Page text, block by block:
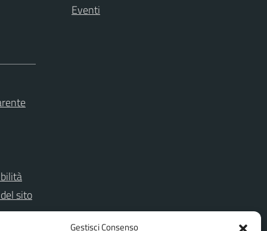
Gestisci Consenso
Eventi
sito